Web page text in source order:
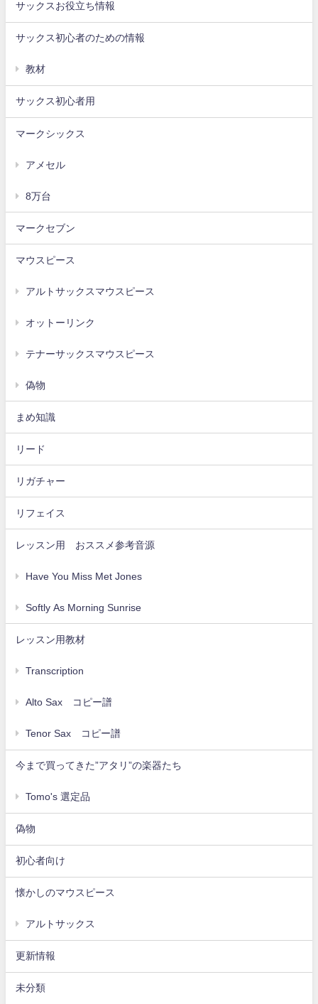
サックスお役立ち情報
サックス初心者のための情報
教材
サックス初心者用
マークシックス
アメセル
8万台
マークセブン
マウスピース
アルトサックスマウスピース
オットーリンク
テナーサックスマウスピース
偽物
まめ知識
リード
リガチャー
リフェイス
レッスン用 おススメ参考音源
Have You Miss Met Jones
Softly As Morning Sunrise
レッスン用教材
Transcription
Alto Sax コピー譜
Tenor Sax コピー譜
今まで買ってきた”アタリ”の楽器たち
Tomo's 選定品
偽物
初心者向け
懐かしのマウスピース
アルトサックス
更新情報
未分類